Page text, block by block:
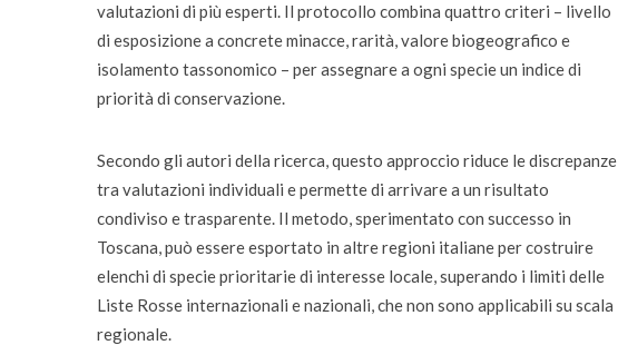
valutazioni di più esperti. Il protocollo combina quattro criteri – livello
di esposizione a concrete minacce, rarità, valore biogeografico e
isolamento tassonomico – per assegnare a ogni specie un indice di
priorità di conservazione.
Secondo gli autori della ricerca, questo approccio riduce le discrepanze
tra valutazioni individuali e permette di arrivare a un risultato
condiviso e trasparente. Il metodo, sperimentato con successo in
Toscana, può essere esportato in altre regioni italiane per costruire
elenchi di specie prioritarie di interesse locale, superando i limiti delle
Liste Rosse internazionali e nazionali, che non sono applicabili su scala
regionale.